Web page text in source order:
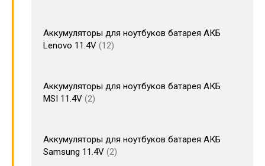
Аккумуляторы для ноутбуков батарея АКБ
Lenovo 11.4V 12
Аккумуляторы для ноутбуков батарея АКБ
MSI 11.4V 2
Аккумуляторы для ноутбуков батарея АКБ
Samsung 11.4V 2